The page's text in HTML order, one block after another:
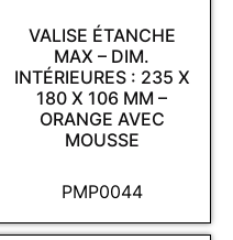
PMP0044
VALISE ÉTANCHE
MAX – DIM.
INTÉRIEURES : 235 X
180 X 106 MM –
ORANGE AVEC
MOUSSE